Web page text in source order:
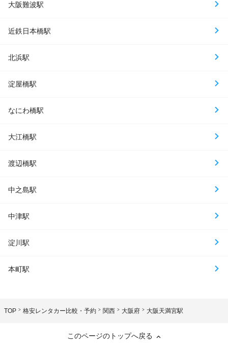
大阪難波駅
近鉄日本橋駅
北浜駅
淀屋橋駅
なにわ橋駅
大江橋駅
渡辺橋駅
中之島駅
中津駅
淀川駅
本町駅
TOP 格安レンタカー比較・予約 関西 大阪府 大阪天満宮駅
このページのトップへ戻る